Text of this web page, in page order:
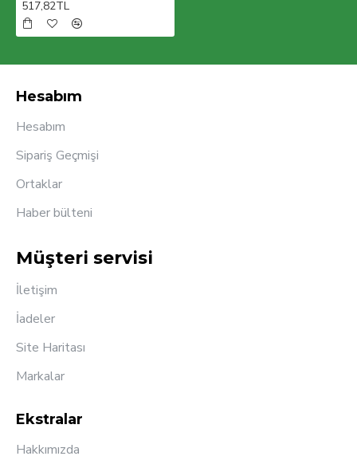
517,82TL
Hesabım
Hesabım
Sipariş Geçmişi
Ortaklar
Haber bülteni
Müşteri servisi
İletişim
İadeler
Site Haritası
Markalar
Ekstralar
Hakkımızda